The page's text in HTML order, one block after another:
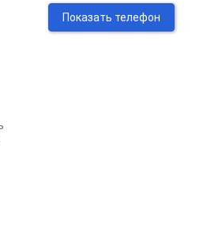
Показать телефон